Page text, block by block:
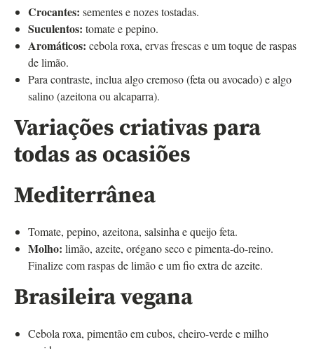
Crocantes: sementes e nozes tostadas.
Suculentos: tomate e pepino.
Aromáticos: cebola roxa, ervas frescas e um toque de raspas
de limão.
Para contraste, inclua algo cremoso (feta ou avocado) e algo
salino (azeitona ou alcaparra).
Variações criativas para
todas as ocasiões
Mediterrânea
Tomate, pepino, azeitona, salsinha e queijo feta.
Molho: limão, azeite, orégano seco e pimenta-do-reino.
Finalize com raspas de limão e um fio extra de azeite.
Brasileira vegana
Cebola roxa, pimentão em cubos, cheiro-verde e milho